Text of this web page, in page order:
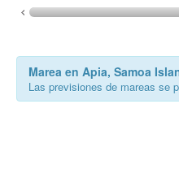
Marea en Apia, Samoa
Las previsiones de mareas se